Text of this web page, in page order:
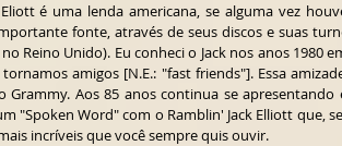
é uma lenda americana, se alguma vez
fonte, através de seus discos e suas
Reino Unido). Eu conheci o Jack nos anos 1980
amigos [N.E.: "fast friends"]. Essa
Grammy. Aos 85 anos continua se
"Spoken Word" com o Ramblin' Jack Elliott que,
incríveis que você sempre quis ouvir.